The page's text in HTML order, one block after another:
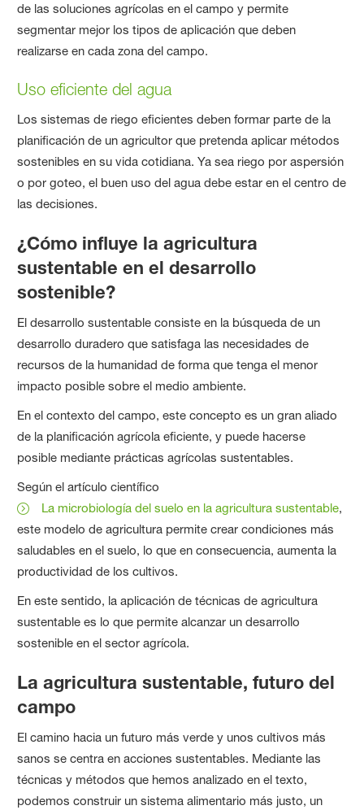
de las soluciones agrícolas en el campo y permite
segmentar mejor los tipos de aplicación que deben
realizarse en cada zona del campo.
Uso eficiente del agua
Los sistemas de riego eficientes deben formar parte de la
planificación de un agricultor que pretenda aplicar métodos
sostenibles en su vida cotidiana. Ya sea riego por aspersión
o por goteo, el buen uso del agua debe estar en el centro de
las decisiones.
¿Cómo influye la agricultura
sustentable en el desarrollo
sostenible?
El desarrollo sustentable consiste en la búsqueda de un
desarrollo duradero que satisfaga las necesidades de
recursos de la humanidad de forma que tenga el menor
impacto posible sobre el medio ambiente.
En el contexto del campo, este concepto es un gran aliado
de la planificación agrícola eficiente, y puede hacerse
posible mediante prácticas agrícolas sustentables.
Según el artículo científico
La microbiología del suelo en la agricultura sustentable,
este modelo de agricultura permite crear condiciones más
saludables en el suelo, lo que en consecuencia, aumenta la
productividad de los cultivos.
En este sentido, la aplicación de técnicas de agricultura
sustentable es lo que permite alcanzar un desarrollo
sostenible en el sector agrícola.
La agricultura sustentable, futuro del
campo
El camino hacia un futuro más verde y unos cultivos más
sanos se centra en acciones sustentables. Mediante las
técnicas y métodos que hemos analizado en el texto,
podemos construir un sistema alimentario más justo, un